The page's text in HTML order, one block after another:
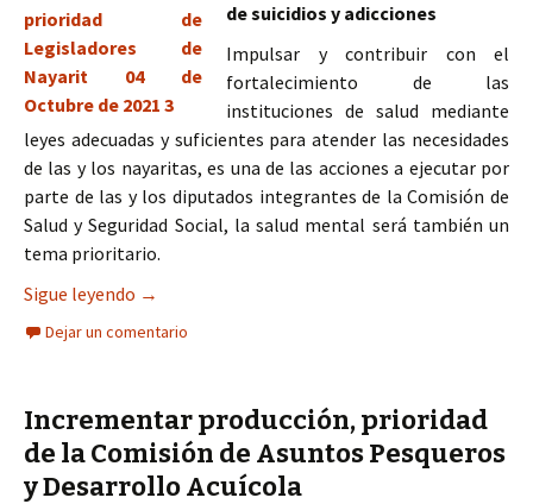
de suicidios y adicciones
Impulsar y contribuir con el
fortalecimiento de las
instituciones de salud mediante
leyes adecuadas y suficientes para atender las necesidades
de las y los nayaritas, es una de las acciones a ejecutar por
parte de las y los diputados integrantes de la Comisión de
Salud y Seguridad Social, la salud mental será también un
tema prioritario.
Sigue leyendo Salud mental prioridad de legisladores de
→
Dejar un comentario
Incrementar producción, prioridad
de la Comisión de Asuntos Pesqueros
y Desarrollo Acuícola